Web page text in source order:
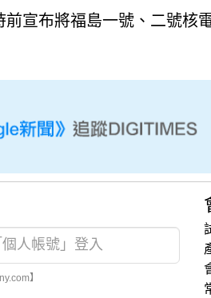
前宣布將福島一號、二號核
】